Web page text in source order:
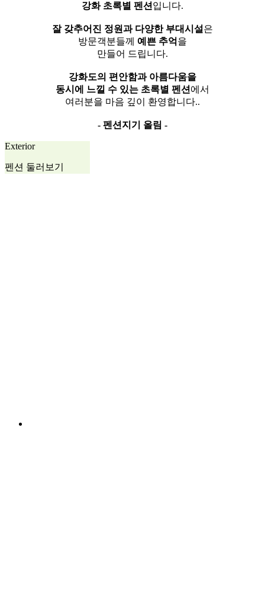
강화 초록별 펜션 입니다.
잘 갖추어진 정원과 다양한 부대시설 은
방문객분들께 예쁜 추억 을
만들어 드립니다.
강화도의 편안함과 아름다움을
동시에 느낄 수 있는 초록별 펜션 에서
여러분을 마음 깊이 환영합니다..
- 펜션지기 올림 -
Exterior
펜션 둘러보기